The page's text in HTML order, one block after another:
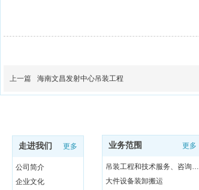
上一篇 海南文昌发射中心吊装工程
走进我们 更多
公司简介
企业文化
业务范围 更多
吊装工程和技术服务、咨询与研发
大件设备装卸搬运